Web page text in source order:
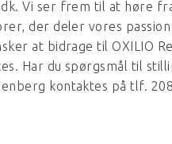
Vi ser frem til at høre
der deler vores
at bidrage til OXILIO
Har du spørgsmål til
kontaktes på tlf.